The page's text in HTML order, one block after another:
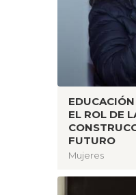
EL ROL DE
FUTURO
Mujeres